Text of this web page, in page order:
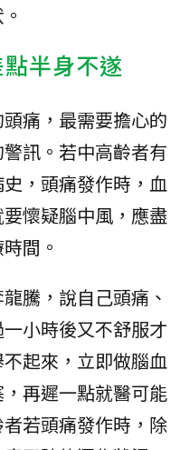
半身不遂
痛，最需要擔心的
訊。若中高齡者有
，頭痛發作時，血
懷疑腦中風，應盡
間。
騰，說自己頭痛、
小時後又不舒服才
起來，立即做腦血
再遲一點就醫可能
若頭痛發作時，除